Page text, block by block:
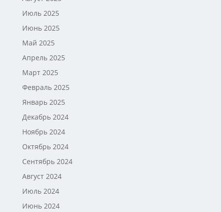
Июль 2025
Июнь 2025
Май 2025
Апрель 2025
Март 2025
Февраль 2025
Январь 2025
Декабрь 2024
Ноябрь 2024
Октябрь 2024
Сентябрь 2024
Август 2024
Июль 2024
Июнь 2024